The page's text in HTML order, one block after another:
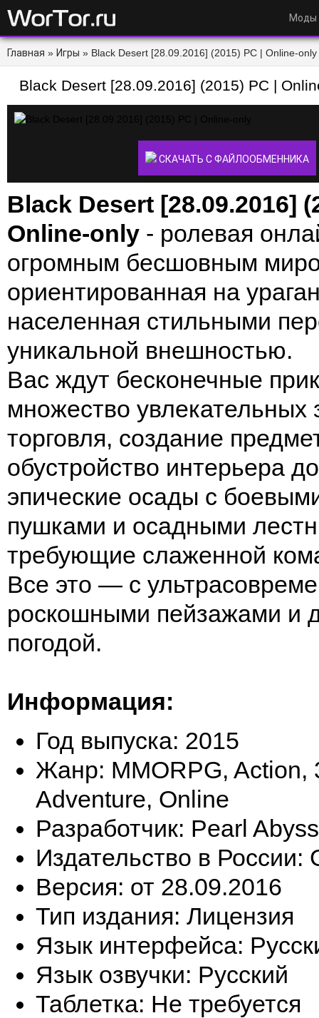
Моды
Главная » Игры » Black Desert [28.09.2016] (2015) PC | Online-only
Black Desert [28.09.2016] (2015) PC |
СКАЧАТЬ С ФАЙЛООБМЕННИКА
Black Desert [28.09.2016]
Online-only - ролевая
огромным бесшовным
ориентированная на
населенная стильными
уникальной внешностью.
Вас ждут бесконечные
множество увлекательных
торговля, создание
обустройство интерьера
эпические осады с
пушками и осадными
требующие слаженной
Все это — с
роскошными пейзажами и
погодой.
Информация:
Год выпуска: 2015
Жанр: MMORPG, Action,
Adventure, Online
Разработчик: Pearl Abyss
Издательство в России:
Версия: от 28.09.2016
Тип издания: Лицензия
Язык интерфейса:
Язык озвучки: Русский
Таблетка: Не требуется